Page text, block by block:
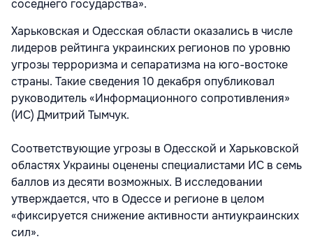
соседнего государства».
Харьковская и Одесская области оказались в числе
лидеров рейтинга украинских регионов по уровню
угрозы терроризма и сепаратизма на юго-востоке
страны. Такие сведения 10 декабря опубликовал
руководитель «Информационного сопротивления»
(ИС) Дмитрий Тымчук.
Соответствующие угрозы в Одесской и Харьковской
областях Украины оценены специалистами ИС в семь
баллов из десяти возможных. В исследовании
утверждается, что в Одессе и регионе в целом
«фиксируется снижение активности антиукраинских
сил».